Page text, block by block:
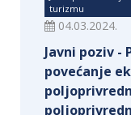
turizmu
04.03.2024.
Javni poziv
povećanje